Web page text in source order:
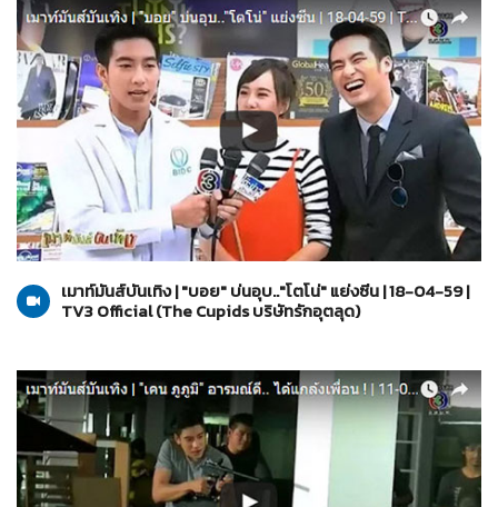
18-04-2559
The Cupids บริษัทรักอุตลุด
เมาท์มันส์บันเทิง | "บอย" บ่นอุบ.."โตโน่" แย่งซีน | 18-04-59 |
TV3 Official (The Cupids บริษัทรักอุตลุด)